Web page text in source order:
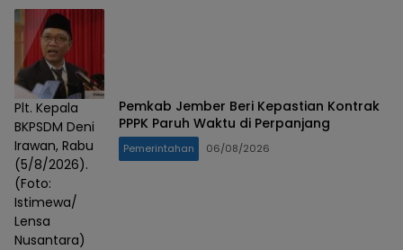
Plt. Kepala
BKPSDM Deni
Irawan, Rabu
(5/8/2026).
(Foto:
Istimewa/
Lensa
Nusantara)
Pemkab Jember Beri Kepastian Kontrak
PPPK Paruh Waktu di Perpanjang
Pemerintahan 06/08/2026